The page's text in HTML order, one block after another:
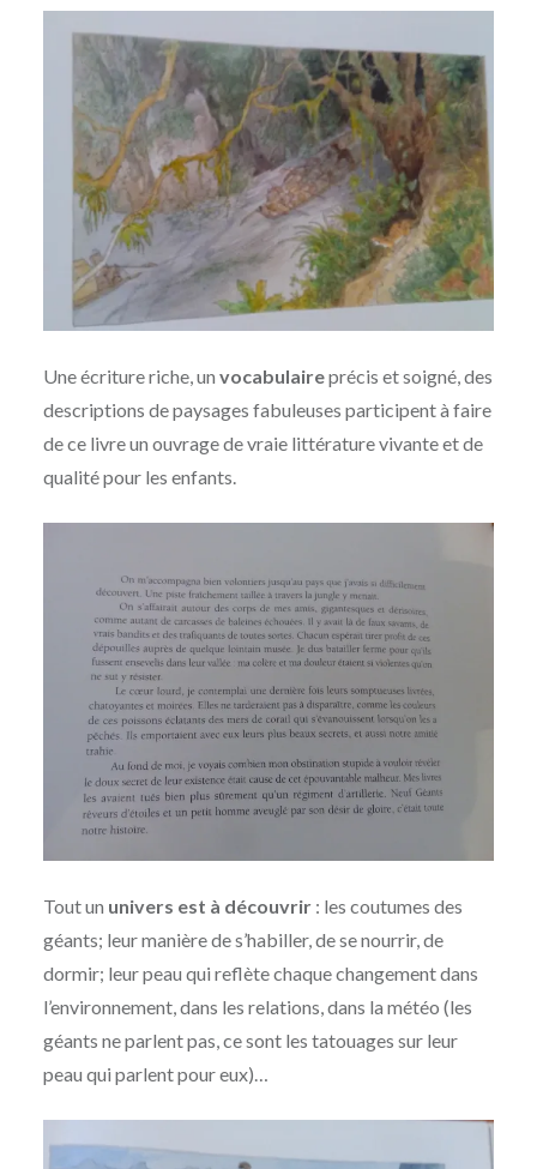
Une écriture riche, un vocabulaireprécis et soigné, des
descriptions de paysages fabuleuses participent à faire
de ce livre un ouvrage de vraie littérature vivante et de
qualité pour les enfants.
Tout un univers est à découvrir: les coutumes des
géants; leur manière de s’habiller, de se nourrir, de
dormir; leur peau qui reflète chaque changement dans
l’environnement, dans les relations, dans la météo (les
géants ne parlent pas, ce sont les tatouages sur leur
peau qui parlent pour eux)…